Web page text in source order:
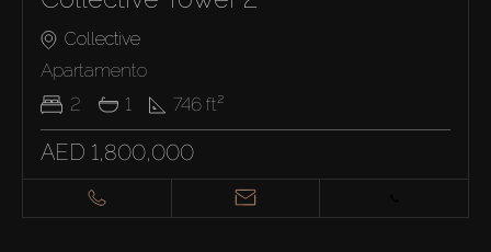
Collective
Apartamento
2
1 746 ft²
AED 1,800,000